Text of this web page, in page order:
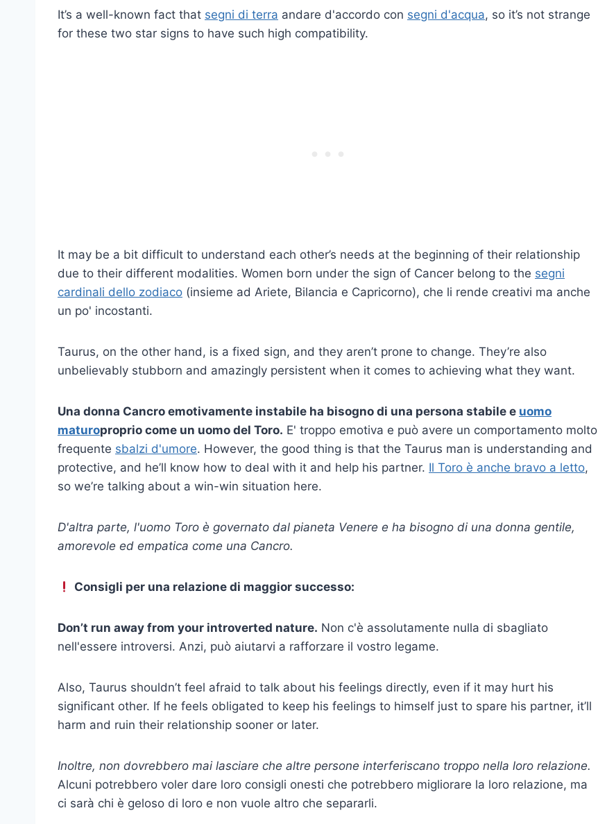
It’s a well-known fact that segni di terra andare d'accordo con segni d'acqua, so it’s not strange
for these two star signs to have such high compatibility.
It may be a bit difficult to understand each other’s needs at the beginning of their relationship
due to their different modalities. Women born under the sign of Cancer belong to the segni
cardinali dello zodiaco (insieme ad Ariete, Bilancia e Capricorno), che li rende creativi ma anche
un po' incostanti.
Taurus, on the other hand, is a fixed sign, and they aren’t prone to change. They’re also
unbelievably stubborn and amazingly persistent when it comes to achieving what they want.
Una donna Cancro emotivamente instabile ha bisogno di una persona stabile e uomo
maturoproprio come un uomo del Toro. E' troppo emotiva e può avere un comportamento molto
frequente sbalzi d'umore. However, the good thing is that the Taurus man is understanding and
protective, and he’ll know how to deal with it and help his partner. Il Toro è anche bravo a letto,
so we’re talking about a win-win situation here.
D'altra parte, l'uomo Toro è governato dal pianeta Venere e ha bisogno di una donna gentile,
amorevole ed empatica come una Cancro.
Consigli per una relazione di maggior successo:
Don’t run away from your introverted nature. Non c'è assolutamente nulla di sbagliato
nell'essere introversi. Anzi, può aiutarvi a rafforzare il vostro legame.
Also, Taurus shouldn’t feel afraid to talk about his feelings directly, even if it may hurt his
significant other. If he feels obligated to keep his feelings to himself just to spare his partner, it’ll
harm and ruin their relationship sooner or later.
Inoltre, non dovrebbero mai lasciare che altre persone interferiscano troppo nella loro relazione.
Alcuni potrebbero voler dare loro consigli onesti che potrebbero migliorare la loro relazione, ma
ci sarà chi è geloso di loro e non vuole altro che separarli.